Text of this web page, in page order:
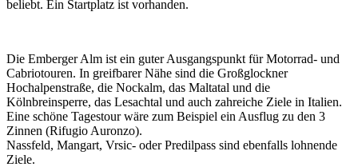
beliebt. Ein Startplatz ist vorhanden.
Die Emberger Alm ist ein guter Ausgangspunkt für Motorrad- und
Cabriotouren. In greifbarer Nähe sind die Großglockner
Hochalpenstraße, die Nockalm, das Maltatal und die
Kölnbreinsperre, das Lesachtal und auch zahreiche Ziele in Italien.
Eine schöne Tagestour wäre zum Beispiel ein Ausflug zu den 3
Zinnen (Rifugio Auronzo).
Nassfeld, Mangart, Vrsic- oder Predilpass sind ebenfalls lohnende
Ziele.